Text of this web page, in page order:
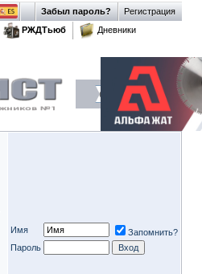
Регистрация
Забыл пароль?
РЖДТьюб
Дневники
Имя
Запомнить?
Пароль